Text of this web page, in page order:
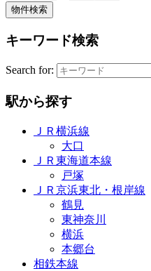
キーワード検索
Search for:
駅から探す
ＪＲ横浜線
大口
ＪＲ東海道本線
戸塚
ＪＲ京浜東北・根岸線
鶴見
東神奈川
横浜
本郷台
相鉄本線